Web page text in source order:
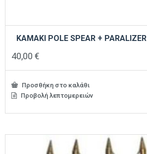
ΚΑΜΑΚΙ POLE SPEAR + PARALIZER
40,00 €
Προσθήκη στο καλάθι
Προβολή λεπτομερειών